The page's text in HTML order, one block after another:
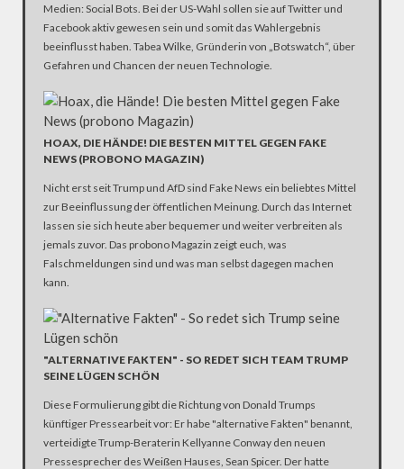
Medien: Social Bots. Bei der US-Wahl sollen sie auf Twitter und
Facebook aktiv gewesen sein und somit das Wahlergebnis
beeinflusst haben. Tabea Wilke, Gründerin von „Botswatch“, über
Gefahren und Chancen der neuen Technologie.
HOAX, DIE HÄNDE! DIE BESTEN MITTEL GEGEN FAKE
NEWS (PROBONO MAGAZIN)
Nicht erst seit Trump und AfD sind Fake News ein beliebtes Mittel
zur Beeinflussung der öffentlichen Meinung. Durch das Internet
lassen sie sich heute aber bequemer und weiter verbreiten als
jemals zuvor. Das probono Magazin zeigt euch, was
Falschmeldungen sind und was man selbst dagegen machen
kann.
"ALTERNATIVE FAKTEN" - SO REDET SICH TEAM TRUMP
SEINE LÜGEN SCHÖN
Diese Formulierung gibt die Richtung von Donald Trumps
künftiger Pressearbeit vor: Er habe "alternative Fakten" benannt,
verteidigte Trump-Beraterin Kellyanne Conway den neuen
Pressesprecher des Weißen Hauses, Sean Spicer. Der hatte